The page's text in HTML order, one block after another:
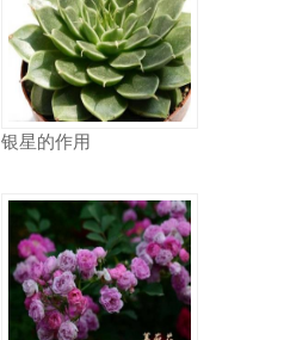
银星的作用